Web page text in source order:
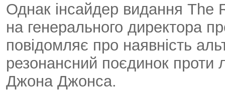
Однак інсайдер видання
на генерального директора
повідомляє про наявність
резонансний поєдинок проти
Джона Джонса.